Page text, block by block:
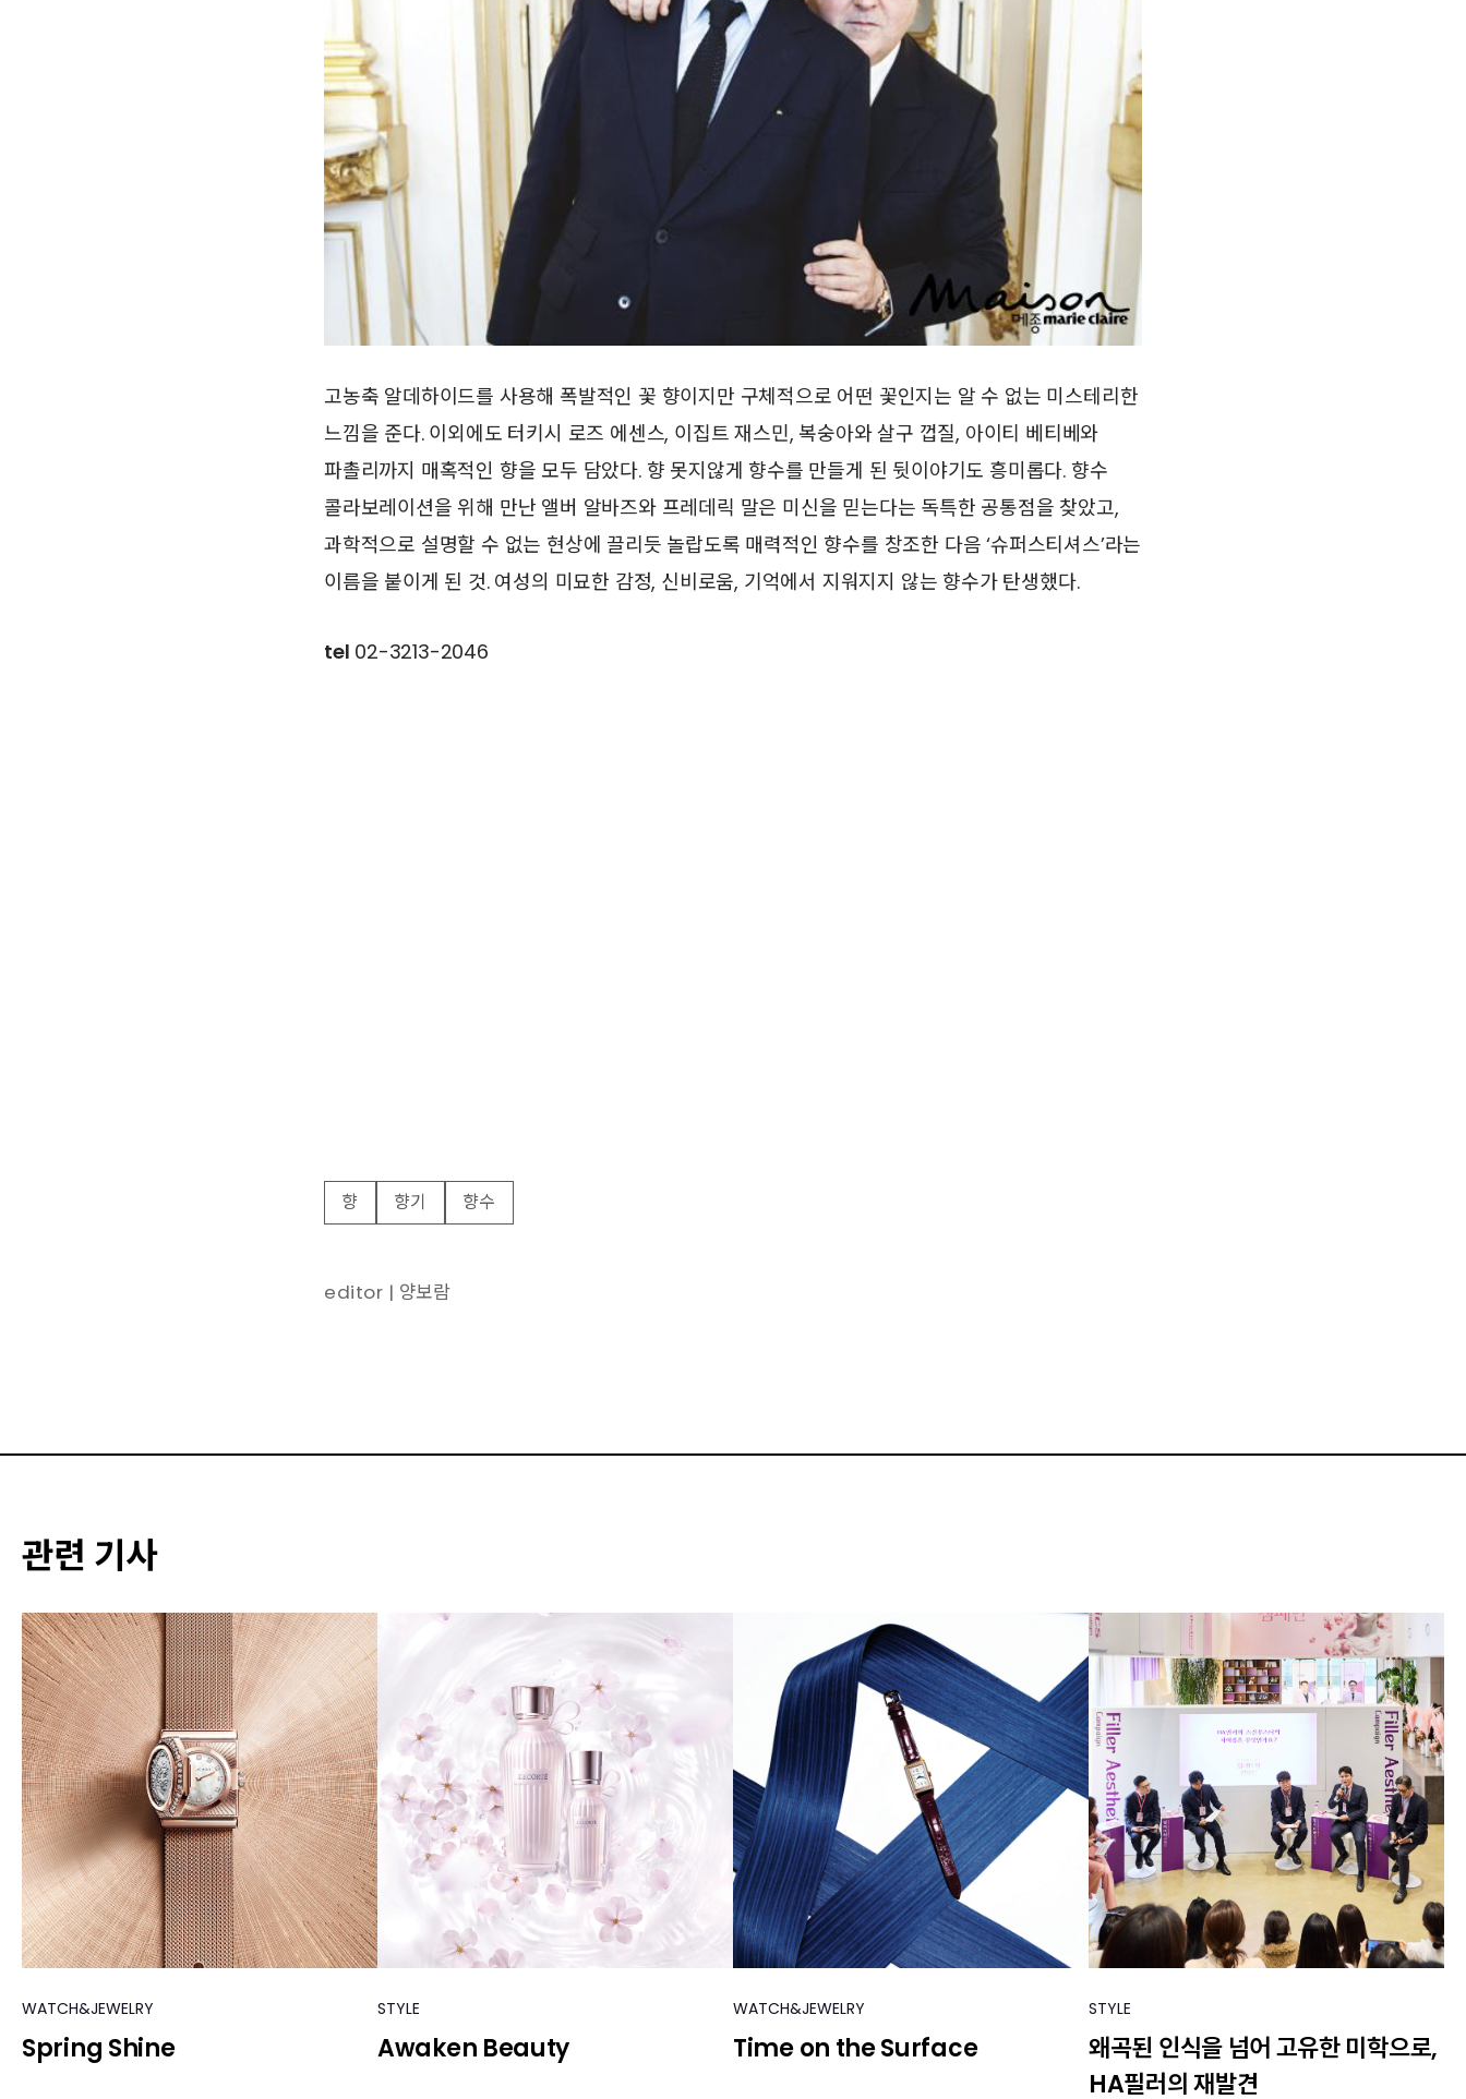
고농축 알데하이드를 사용해 폭발적인 꽃 향이지만 구체적으로 어떤 꽃인지는 알 수 없는 미스테리한
느낌을 준다. 이외에도 터키시 로즈 에센스, 이집트 재스민, 복숭아와 살구 껍질, 아이티 베티베와
파촐리까지 매혹적인 향을 모두 담았다. 향 못지않게 향수를 만들게 된 뒷이야기도 흥미롭다. 향수
콜라보레이션을 위해 만난 앨버 알바즈와 프레데릭 말은 미신을 믿는다는 독특한 공통점을 찾았고,
과학적으로 설명할 수 없는 현상에 끌리듯 놀랍도록 매력적인 향수를 창조한 다음 ‘슈퍼스티셔스’라는
이름을 붙이게 된 것. 여성의 미묘한 감정, 신비로움, 기억에서 지워지지 않는 향수가 탄생했다.
tel 02-3213-2046
향 향기 향수
editor | 양보람
관련 기사
WATCH&JEWELRY
Spring Shine
STYLE
Awaken Beauty
WATCH&JEWELRY
Time on the Surface
STYLE
왜곡된 인식을 넘어 고유한 미학으로,
HA필러의 재발견